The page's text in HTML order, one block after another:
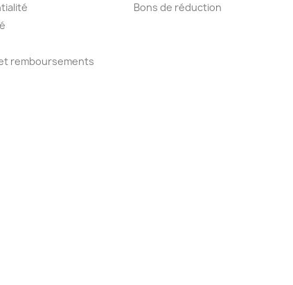
remboursements
Bons de réduction